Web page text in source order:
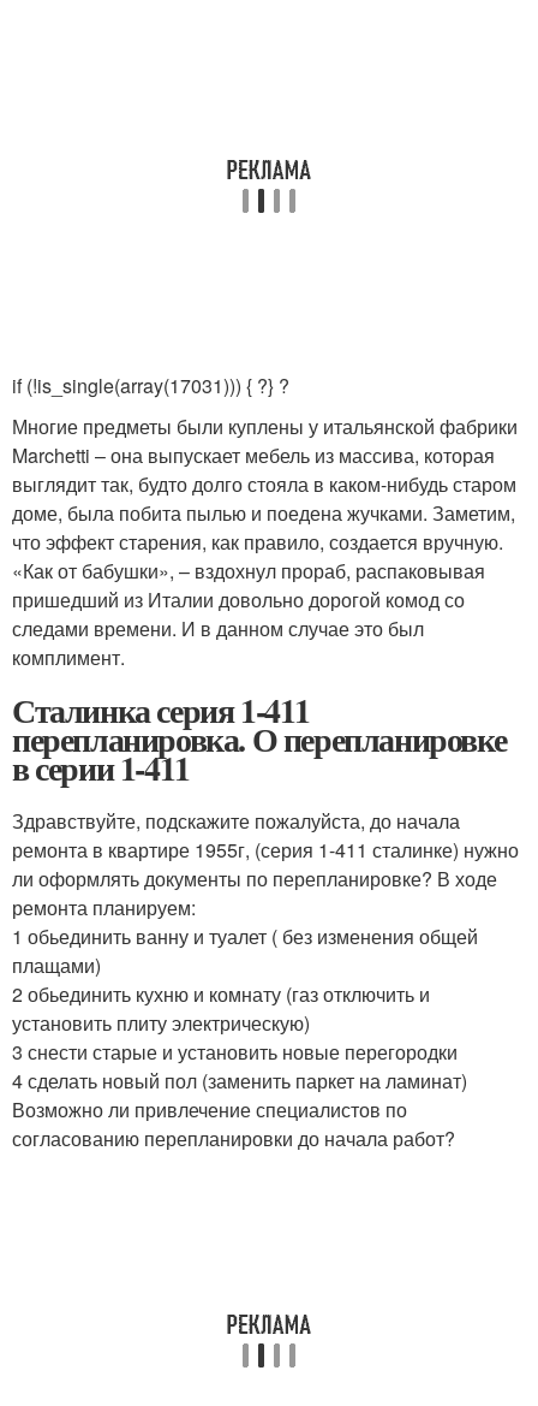
if (!is_single(array(17031))) { ?} ?
Многие предметы были куплены у итальянской фабрики
Marchetti – она выпускает мебель из массива, которая
выглядит так, будто долго стояла в каком-нибудь старом
доме, была побита пылью и поедена жучками. Заметим,
что эффект старения, как правило, создается вручную.
«Как от бабушки», – вздохнул прораб, распаковывая
пришедший из Италии довольно дорогой комод со
следами времени. И в данном случае это был
комплимент.
Сталинка серия 1-411
перепланировка. О перепланировке
в серии 1-411
Здравствуйте, подскажите пожалуйста, до начала
ремонта в квартире 1955г, (серия 1-411 сталинке) нужно
ли оформлять документы по перепланировке? В ходе
ремонта планируем:
1 обьединить ванну и туалет ( без изменения общей
плащами)
2 обьединить кухню и комнату (газ отключить и
установить плиту электрическую)
3 снести старые и установить новые перегородки
4 сделать новый пол (заменить паркет на ламинат)
Возможно ли привлечение специалистов по
согласованию перепланировки до начала работ?